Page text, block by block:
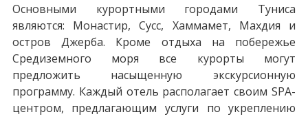
Основными курортными городами Туниса
являются: Монастир, Сусс, Хаммамет, Махдия и
остров Джерба. Кроме отдыха на побережье
Средиземного моря все курорты могут
предложить насыщенную экскурсионную
программу. Каждый отель располагает своим SPA-
центром, предлагающим услуги по укреплению